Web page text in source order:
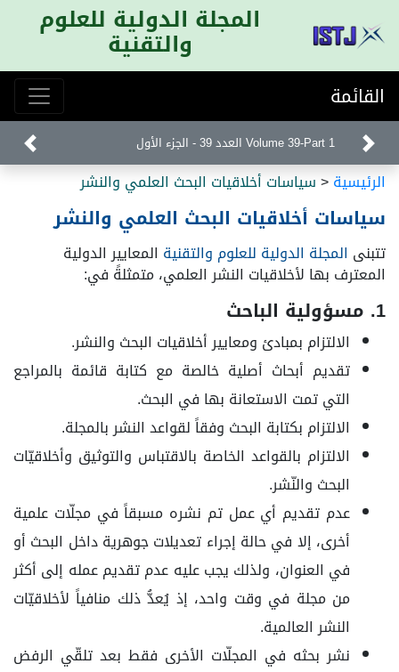
المجلة الدولية للعلوم
والتقنية
القائمة
Volume 39-Part 1 العدد 39 - الجزء الأول
الرئيسية<سياسات أخلاقيات البحث العلمي والنشر
سياسات أخلاقيات البحث العلمي والنشر
تتبنى المجلة الدولية للعلوم والتقنية المعايير الدولية
المعترف بها لأخلاقيات النشر العلمي، متمثلةً في:
1. مسؤولية الباحث
الالتزام بمبادئ ومعايير أخلاقيات البحث والنشر.
تقديم أبحاث أصلية خالصة مع كتابة قائمة بالمراجع
التي تمت الاستعانة بها في البحث.
الالتزام بكتابة البحث وفقاً لقواعد النشر بالمجلة.
الالتزام بالقواعد الخاصة بالاقتباس والتوثيق وأخلاقيّات
البحث والنّشر.
عدم تقديم أي عمل تم نشره مسبقاً في مجلّات علمية
أخرى، إلا في حالة إجراء تعديلات جوهرية داخل البحث أو
في العنوان، ولذلك يجب عليه عدم تقديم عمله إلى أکثر
من مجلة في وقت واحد، إذ يُعدُّ ذلك منافياً لأخلاقيّات
النشر العالمية.
نشر بحثه في المجلّات الأخرى فقط بعد تلقّي الرفض